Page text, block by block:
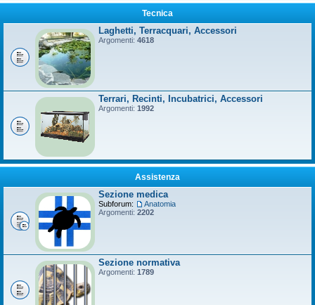
Tecnica
Laghetti, Terracquari, Accessori
Argomenti: 4618
Terrari, Recinti, Incubatrici, Accessori
Argomenti: 1992
Assistenza
Sezione medica
Subforum:
Anatomia
Argomenti: 2202
Sezione normativa
Argomenti: 1789